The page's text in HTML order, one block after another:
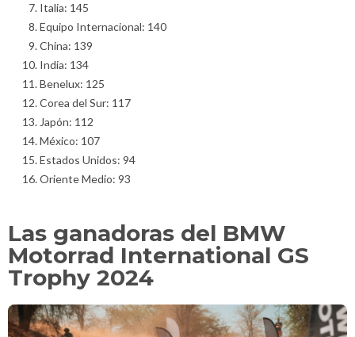
Italia: 145
Equipo Internacional: 140
China: 139
India: 134
Benelux: 125
Corea del Sur: 117
Japón: 112
México: 107
Estados Unidos: 94
Oriente Medio: 93
Las ganadoras del BMW
Motorrad International GS
Trophy 2024